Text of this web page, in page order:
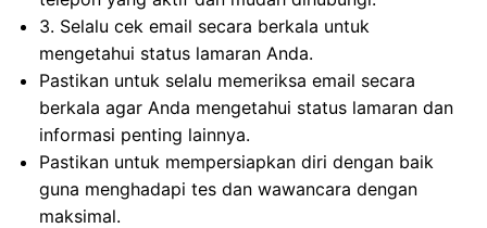
3. Selalu cek email secara berkala untuk
mengetahui status lamaran Anda.
Pastikan untuk selalu memeriksa email secara
berkala agar Anda mengetahui status lamaran dan
informasi penting lainnya.
Pastikan untuk mempersiapkan diri dengan baik
guna menghadapi tes dan wawancara dengan
maksimal.